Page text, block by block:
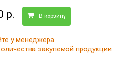
р. В корзину
у менеджера
закупемой продукции